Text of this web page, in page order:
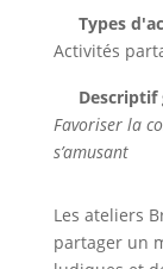
Types
Activités
Descriptif
Favoriser la
s’amusant
Les ateliers
partager un